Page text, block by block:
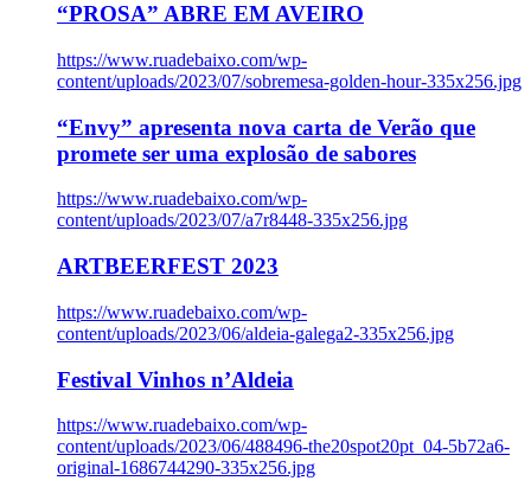
“PROSA” ABRE EM AVEIRO
https://www.ruadebaixo.com/wp-
content/uploads/2023/07/sobremesa-golden-hour-335x256.jpg
“Envy” apresenta nova carta de Verão que
promete ser uma explosão de sabores
https://www.ruadebaixo.com/wp-
content/uploads/2023/07/a7r8448-335x256.jpg
ARTBEERFEST 2023
https://www.ruadebaixo.com/wp-
content/uploads/2023/06/aldeia-galega2-335x256.jpg
Festival Vinhos n’Aldeia
https://www.ruadebaixo.com/wp-
content/uploads/2023/06/488496-the20spot20pt_04-5b72a6-
original-1686744290-335x256.jpg